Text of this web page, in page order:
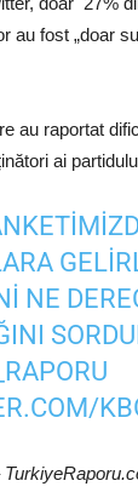
au fost „doar
au raportat
ai
NE